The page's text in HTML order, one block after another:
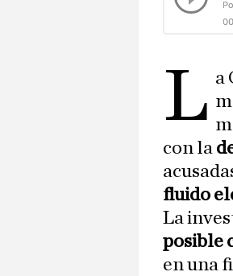
L a
con la
fluido
La
posible
en una